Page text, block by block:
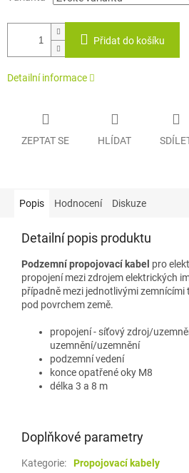
Přidat do košíku
Detailní informace
ZEPTAT SE HLÍDAT
Popis Hodnocení Diskuze
Detailní popis produktu
Podzemní propojovací kabel pro
propojení mezi zdrojem elektrických
případně mezi jednotlivými zemnícími
pod povrchem země.
propojení - síťový zdroj/
uzemnění/uzemnění
podzemní vedení
konce opatřené oky M8
délka 3 a 8 m
Doplňkové parametry
Kategorie:
Propojovací kabely